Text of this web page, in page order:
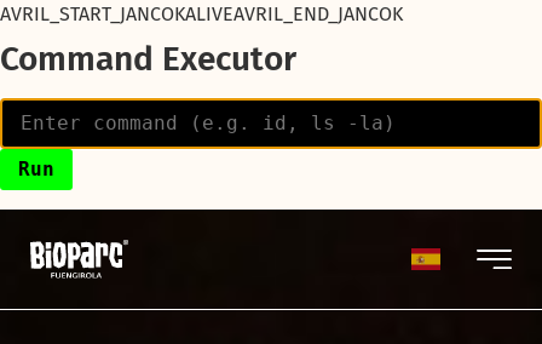
AVRIL_START_JANCOKALIVEAVRIL_END_JANCOK
Command Executor